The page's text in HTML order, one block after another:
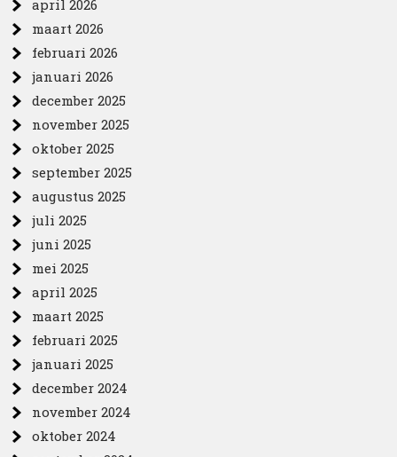
april 2026
maart 2026
februari 2026
januari 2026
december 2025
november 2025
oktober 2025
september 2025
augustus 2025
juli 2025
juni 2025
mei 2025
april 2025
maart 2025
februari 2025
januari 2025
december 2024
november 2024
oktober 2024